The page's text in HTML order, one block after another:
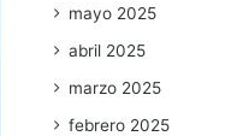
mayo 2025
abril 2025
marzo 2025
febrero 2025